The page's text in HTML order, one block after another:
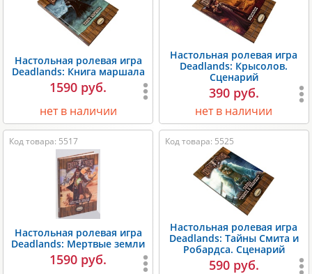
Настольная ролевая игра
Deadlands: Книга маршала
1590 руб.
нет в наличии
Настольная ролевая игра
Deadlands: Крысолов.
Сценарий
390 руб.
нет в наличии
Код товара: 5517
Настольная ролевая игра
Deadlands: Мертвые земли
1590 руб.
Код товара: 5525
Настольная ролевая игра
Deadlands: Тайны Смита и
Робардса. Сценарий
590 руб.